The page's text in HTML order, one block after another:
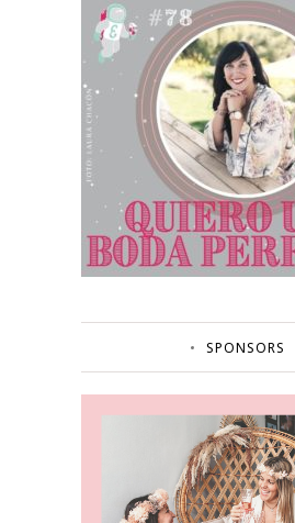
SPONSORS